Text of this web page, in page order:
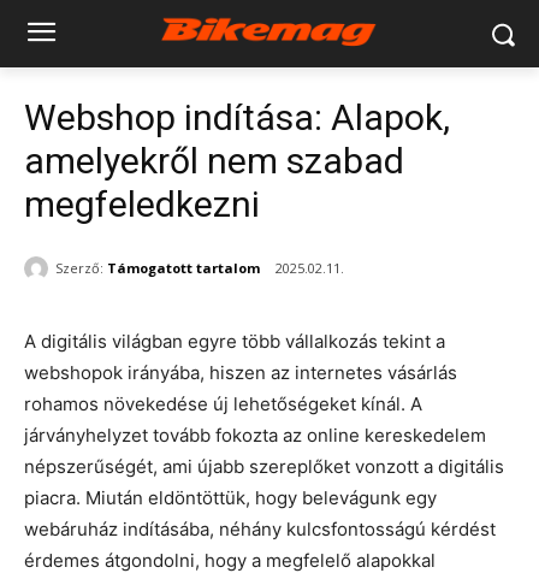
Webshop indítása: Alapok,
amelyekről nem szabad
megfeledkezni
Szerző: Támogatott tartalom 2025.02.11.
A digitális világban egyre több vállalkozás tekint a
webshopok irányába, hiszen az internetes vásárlás
rohamos növekedése új lehetőségeket kínál. A
járványhelyzet tovább fokozta az online kereskedelem
népszerűségét, ami újabb szereplőket vonzott a digitális
piacra. Miután eldöntöttük, hogy belevágunk egy
webáruház indításába, néhány kulcsfontosságú kérdést
érdemes átgondolni, hogy a megfelelő alapokkal